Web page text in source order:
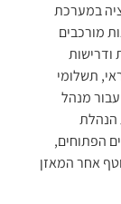
במערכת
מורכבים
ודרישות
תשלומי
מנהל
הנהלת
הפתוחים,
אחר המאזן